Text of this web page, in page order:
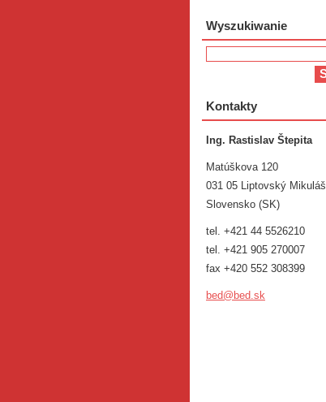
Wyszukiwanie
Kontakty
Ing. Rastislav Štepita
Matúškova 120
031 05 Liptovský Mikuláš
Slovensko (SK)
tel. +421 44 5526210
tel. +421 905 270007
fax +420 552 308399
bed@bed.sk